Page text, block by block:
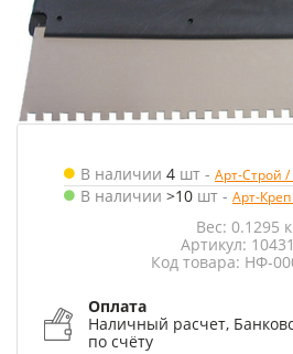
В наличии 4 шт - Арт-Строй
В наличии >10 шт - Арт-
Вес: 0.1295
Артикул:
Код товара: НФ-
Оплата
Наличный расчет,
по счёту